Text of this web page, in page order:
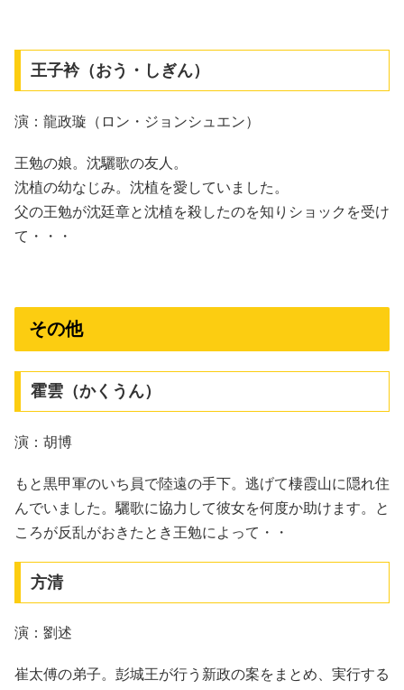
王子衿（おう・しぎん）
演：龍政璇（ロン・ジョンシュエン）
王勉の娘。沈驪歌の友人。
沈植の幼なじみ。沈植を愛していました。
父の王勉が沈廷章と沈植を殺したのを知りショックを受け
て・・・
その他
霍雲（かくうん）
演：胡博
もと黒甲軍のいち員で陸遠の手下。逃げて棲霞山に隠れ住
んでいました。驪歌に協力して彼女を何度か助けます。と
ころが反乱がおきたとき王勉によって・・
方清
演：劉述
崔太傅の弟子。彭城王が行う新政の案をまとめ、実行する